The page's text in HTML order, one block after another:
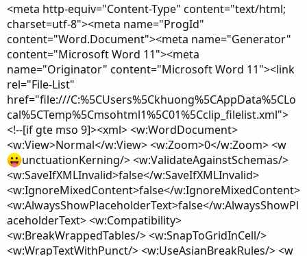
<meta http-equiv="Content-Type" content="text/html;
charset=utf-8"><meta name="ProgId"
content="Word.Document"><meta name="Generator"
content="Microsoft Word 11"><meta
name="Originator" content="Microsoft Word 11"><link
rel="File-List"
href="file:///C:%5CUsers%5Ckhuong%5CAppData%5CLo
cal%5CTemp%5Cmsohtml1%5C01%5Cclip_filelist.xml">
<!--[if gte mso 9]><xml> <w:WordDocument>
<w:View>Normal</w:View> <w:Zoom>0</w:Zoom> <w
unctuationKerning/> <w:ValidateAgainstSchemas/>
<w:SaveIfXMLInvalid>false</w:SaveIfXMLInvalid>
<w:IgnoreMixedContent>false</w:IgnoreMixedContent>
<w:AlwaysShowPlaceholderText>false</w:AlwaysShowPl
aceholderText> <w:Compatibility>
<w:BreakWrappedTables/> <w:SnapToGridInCell/>
<w:WrapTextWithPunct/> <w:UseAsianBreakRules/> <w